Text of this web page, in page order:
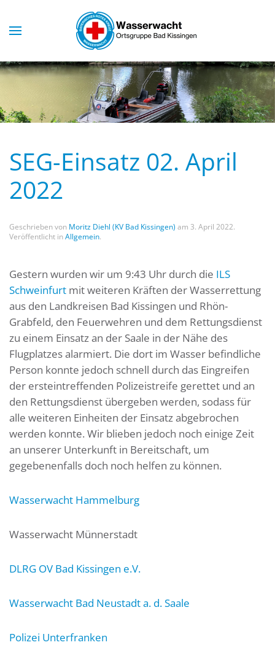
Skip to main content
SEG-Einsatz 02. April
2022
Geschrieben von Moritz Diehl (KV Bad Kissingen) am 3. April 2022.
Veröffentlicht inAllgemein.
Gestern wurden wir um 9:43 Uhr durch die ILS
Schweinfurt mit weiteren Kräften der Wasserrettung
aus den Landkreisen Bad Kissingen und Rhön-
Grabfeld, den Feuerwehren und dem Rettungsdienst
zu einem Einsatz an der Saale in der Nähe des
Flugplatzes alarmiert. Die dort im Wasser befindliche
Person konnte jedoch schnell durch das Eingreifen
der ersteintreffenden Polizeistreife gerettet und an
den Rettungsdienst übergeben werden, sodass für
alle weiteren Einheiten der Einsatz abgebrochen
werden konnte. Wir blieben jedoch noch einige Zeit
an unserer Unterkunft in Bereitschaft, um
gegebenenfalls doch noch helfen zu können.
Wasserwacht Hammelburg
Wasserwacht Münnerstadt
DLRG OV Bad Kissingen e.V.
Wasserwacht Bad Neustadt a. d. Saale
Polizei Unterfranken